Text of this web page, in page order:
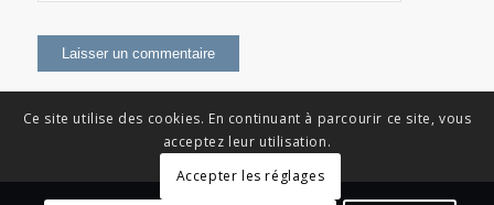
Ce site utilise des cookies. En continuant à parcourir ce site, vous
acceptez leur utilisation.
Accepter les réglages